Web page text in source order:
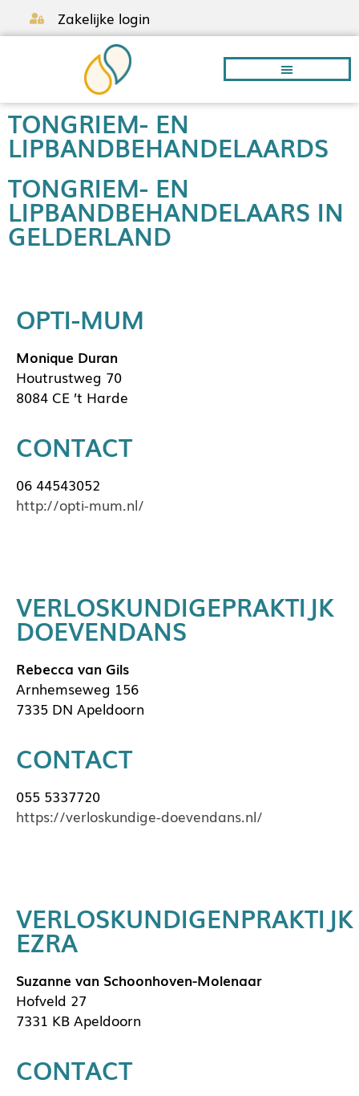
Zakelijke login
TONGRIEM- EN
LIPBANDBEHANDELAARDS
TONGRIEM- EN
LIPBANDBEHANDELAARS IN
GELDERLAND
OPTI-MUM
Monique Duran
Houtrustweg 70
8084 CE ’t Harde
CONTACT
06 44543052
http://opti-mum.nl/
VERLOSKUNDIGEPRAKTIJK
DOEVENDANS
Rebecca van Gils
Arnhemseweg 156
7335 DN Apeldoorn
CONTACT
055 5337720
https://verloskundige-doevendans.nl/
VERLOSKUNDIGENPRAKTIJK
EZRA
Suzanne van Schoonhoven-Molenaar
Hofveld 27
7331 KB Apeldoorn
CONTACT